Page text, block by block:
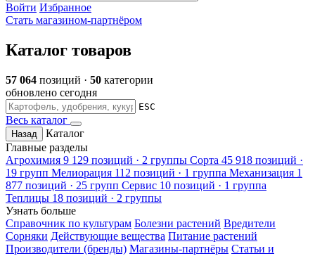
Войти Избранное
Стать магазином-партнёром
Каталог товаров
57 064 позиций · 50 категории
обновлено сегодня
ESC
Весь каталог
Назад
Каталог
Главные разделы
Агрохимия 9 129 позиций · 2 группы Сорта 45 918 позиций ·
19 групп Мелиорация 112 позиций · 1 группа Механизация 1
877 позиций · 25 групп Сервис 10 позиций · 1 группа
Теплицы 18 позиций · 2 группы
Узнать больше
Справочник по культурам Болезни растений Вредители
Сорняки Действующие вещества Питание растений
Производители (бренды) Магазины-партнёры Статьи и